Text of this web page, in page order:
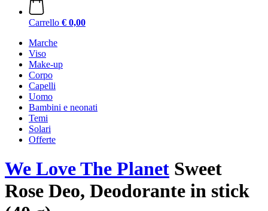
Carrello € 0,00
Marche
Viso
Make-up
Corpo
Capelli
Uomo
Bambini e neonati
Temi
Solari
Offerte
We Love The Planet Sweet
Rose Deo, Deodorante in stick